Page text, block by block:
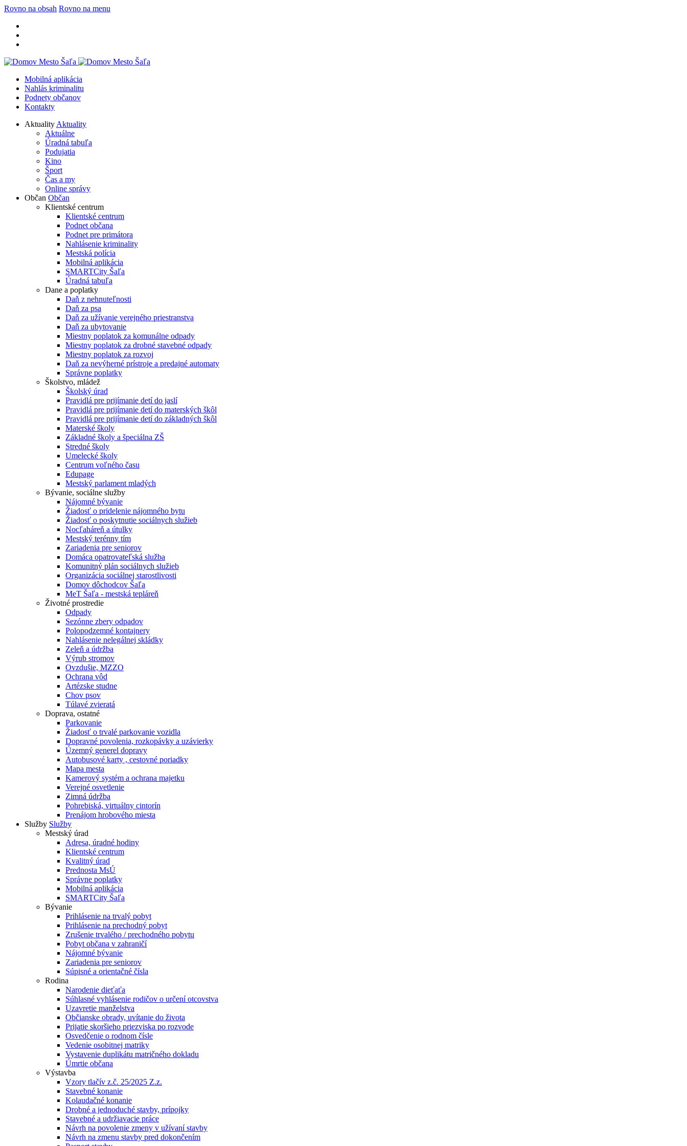
Rovno na obsah Rovno na menu
Mobilná aplikácia
Nahlás kriminalitu
Podnety občanov
Kontakty
Aktuality Aktuality
Aktuálne
Úradná tabuľa
Podujatia
Kino
Šport
Čas a my
Online správy
Občan Občan
Klientské centrum
Klientské centrum
Podnet občana
Podnet pre primátora
Nahlásenie kriminality
Mestská polícia
Mobilná aplikácia
SMARTCity Šaľa
Úradná tabuľa
Dane a poplatky
Daň z nehnuteľnosti
Daň za psa
Daň za užívanie verejného priestranstva
Daň za ubytovanie
Miestny poplatok za komunálne odpady
Miestny poplatok za drobné stavebné odpady
Miestny poplatok za rozvoj
Daň za nevýherné prístroje a predajné automaty
Správne poplatky
Školstvo, mládež
Školský úrad
Pravidlá pre prijímanie detí do jaslí
Pravidlá pre prijímanie detí do materských škôl
Pravidlá pre prijímanie detí do základných škôl
Materské školy
Základné školy a špeciálna ZŠ
Stredné školy
Umelecké školy
Centrum voľného času
Edupage
Mestský parlament mladých
Bývanie, sociálne služby
Nájomné bývanie
Žiadosť o pridelenie nájomného bytu
Žiadosť o poskytnutie sociálnych služieb
Nocľaháreň a útulky
Mestský terénny tím
Zariadenia pre seniorov
Domáca opatrovateľská služba
Komunitný plán sociálnych služieb
Organizácia sociálnej starostlivosti
Domov dôchodcov Šaľa
MeT Šaľa - mestská tepláreň
Životné prostredie
Odpady
Sezónne zbery odpadov
Polopodzemné kontajnery
Nahlásenie nelegálnej skládky
Zeleň a údržba
Výrub stromov
Ovzdušie, MZZO
Ochrana vôd
Artézske studne
Chov psov
Túlavé zvieratá
Doprava, ostatné
Parkovanie
Žiadosť o trvalé parkovanie vozidla
Dopravné povolenia, rozkopávky a uzávierky
Územný generel dopravy
Autobusové karty , cestovné poriadky
Mapa mesta
Kamerový systém a ochrana majetku
Verejné osvetlenie
Zimná údržba
Pohrebiská, virtuálny cintorín
Prenájom hrobového miesta
Služby Služby
Mestský úrad
Adresa, úradné hodiny
Klientské centrum
Kvalitný úrad
Prednosta MsÚ
Správne poplatky
Mobilná aplikácia
SMARTCity Šaľa
Bývanie
Prihlásenie na trvalý pobyt
Prihlásenie na prechodný pobyt
Zrušenie trvalého / prechodného pobytu
Pobyt občana v zahraničí
Nájomné bývanie
Zariadenia pre seniorov
Súpisné a orientačné čísla
Rodina
Narodenie dieťaťa
Súhlasné vyhlásenie rodičov o určení otcovstva
Uzavretie manželstva
Občianske obrady, uvítanie do života
Prijatie skoršieho priezviska po rozvode
Osvedčenie o rodnom čísle
Vedenie osobitnej matriky
Vystavenie duplikátu matričného dokladu
Úmrtie občana
Výstavba
Vzory tlačív z.č. 25/2025 Z.z.
Stavebné konanie
Kolaudačné konanie
Drobné a jednoduché stavby, prípojky
Stavebné a udržiavacie práce
Návrh na povolenie zmeny v užívaní stavby
Návrh na zmenu stavby pred dokončením